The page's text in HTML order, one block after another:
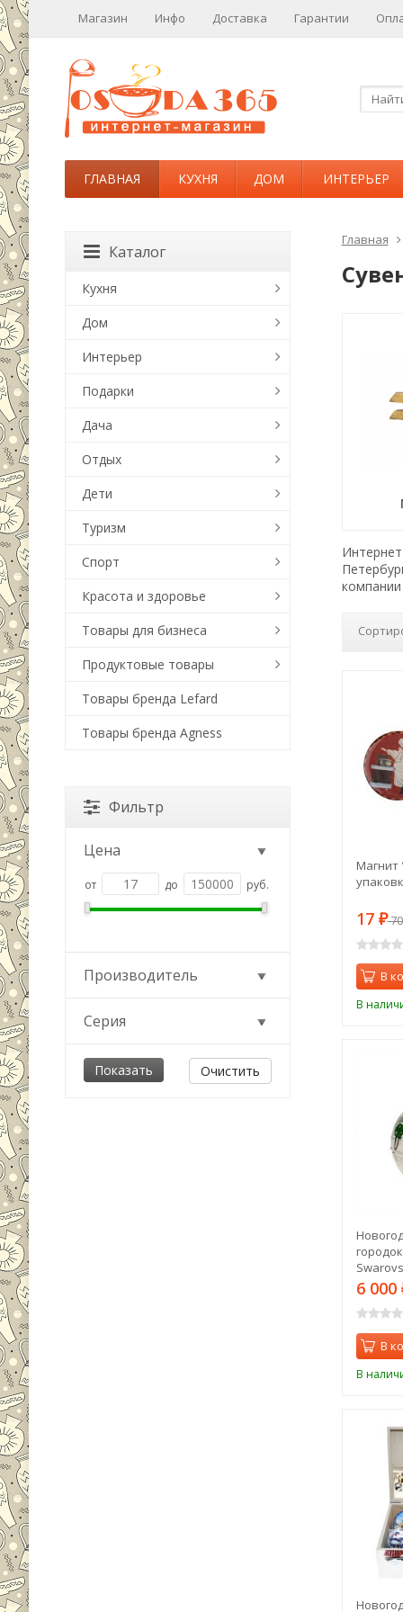
Магазин Инфо Доставка Гарантии
ГЛАВНАЯ КУХНЯ ДОМ ИНТЕРЬЕР
Главная
Магнит
17 ₽
В
В
6 000
В
В
Каталог
Кухня
Дом
Интерьер
Подарки
Дача
Отдых
Дети
Туризм
Спорт
Красота и здоровье
Товары для бизнеса
Продуктовые товары
Товары бренда Lefard
Товары бренда Agness
Фильтр
Цена
от до руб.
Производитель
Серия
Очистить